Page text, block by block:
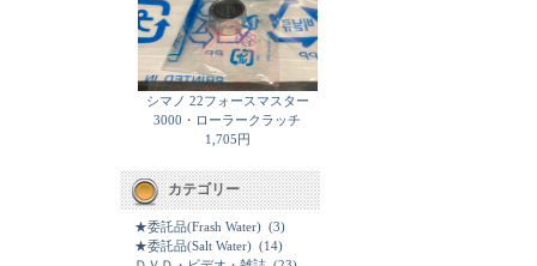
シマノ 22フォースマスター
3000・ローラークラッチ
1,705円
カテゴリー
★委託品(Frash Water) (3)
★委託品(Salt Water) (14)